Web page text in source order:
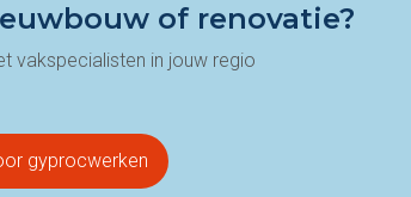
of renovatie?
vakspecialisten in jouw regio
gyprocwerken